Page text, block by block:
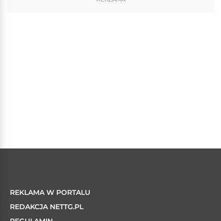
REKLAMA W PORTALU
REDAKCJA NETTG.PL